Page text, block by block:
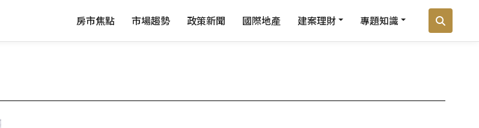
房市焦點 市場趨勢 政策新聞 國際地產 建案理財 專題知識